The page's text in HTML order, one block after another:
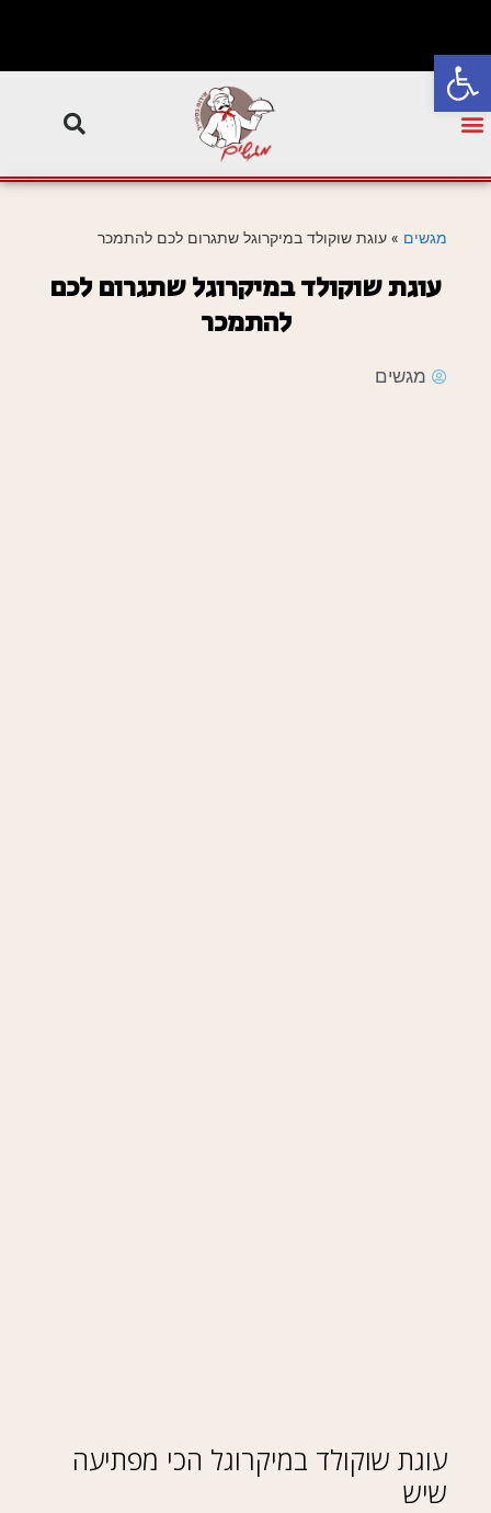
פתח סרגל נגישות
מגשים » עוגת שוקולד במיקרוגל שתגרום לכם להתמכר
עוגת שוקולד במיקרוגל שתגרום לכם
להתמכר
מגשים
עוגת שוקולד במיקרוגל הכי מפתיעה
שיש